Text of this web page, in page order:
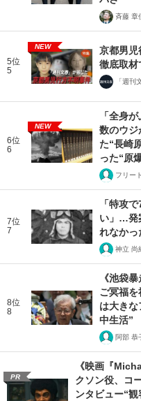
斉藤 章
5位
5
NEW
京都男児
徹底取材
「週刊
6位
6
NEW
「全身
数のウジ
た“長崎
った“原
フリー
7位
7
「特攻
い」…発
れなかっ
神立 尚
8位
8
《池袋
ご冥福
は大き
中生活”
阿部 恭
PR
《映画『
クソン役、コ
ンタビュー“